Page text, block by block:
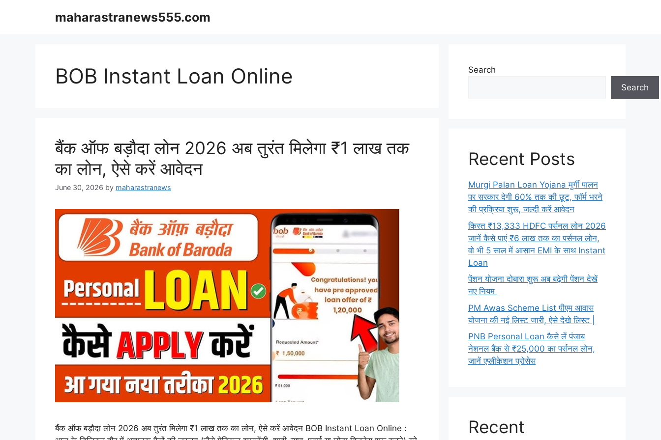
maharastranews555.com
BOB Instant Loan Online
बैंक ऑफ बड़ौदा लोन 2026 अब तुरंत मिलेगा ₹1 लाख तक
का लोन, ऐसे करें आवेदन
June 30, 2026 by maharastranews
बैंक ऑफ बड़ौदा लोन 2026 अब तुरंत मिलेगा ₹1 लाख तक का लोन, ऐसे करें आवेदन BOB Instant Loan Online :
Search
Search
Recent Posts
Murgi Palan Loan Yojana मुर्गी पालन
पर सरकार देगी 60% तक की छूट, फॉर्म भरने
की प्रक्रिया शुरू, जल्दी करें आवेदन
किस्त ₹13,333 HDFC पर्सनल लोन 2026
जानें कैसे पाएं ₹6 लाख तक का पर्सनल लोन,
वो भी 5 साल में आसान EMI के साथ Instant
Loan
पेंशन योजना दोबारा शुरू अब बढ़ेगी पेंशन देखें
नए नियम
PM Awas Scheme List पीएम आवास
योजना की नई लिस्ट जारी, ऐसे देखे लिस्ट |
PNB Personal Loan कैसे लें पंजाब
नेशनल बैंक से ₹25,000 का पर्सनल लोन,
जानें एप्लीकेशन प्रोसेस
Recent